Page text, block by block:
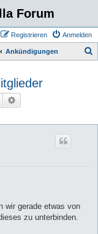
Forum
Anmelden
Registrieren
Ankündigungen
Suche
wir gerade etwas von
zu unterbinden.